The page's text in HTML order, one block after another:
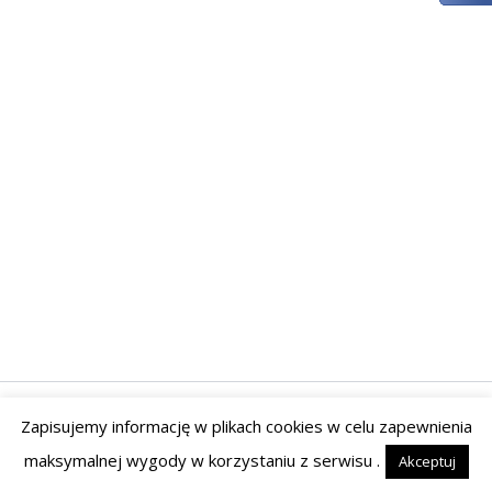
Prawa autorskie © 2026 | Powered by Tyrant Studio
Zapisujemy informację w plikach cookies w celu zapewnienia
maksymalnej wygody w korzystaniu z serwisu .
Akceptuj